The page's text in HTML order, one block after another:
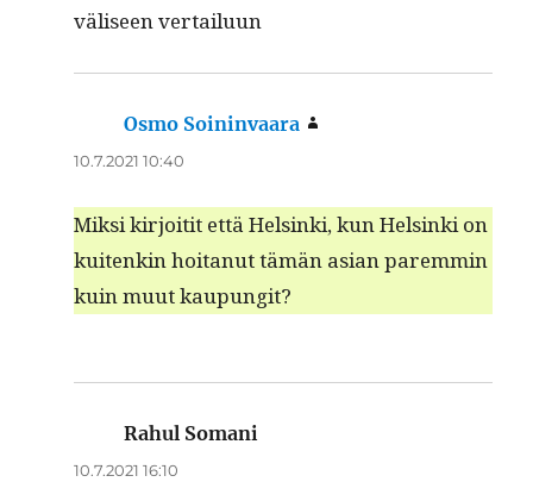
väliseen vertailuun
Osmo Soininvaara
10.7.2021 10:40
Mik­si kir­joitit että Helsin­ki, kun Helsin­ki on
kuitenkin hoi­tanut tämän asian parem­min
kuin muut kaupungit?
Rahul Somani
10.7.2021 16:10